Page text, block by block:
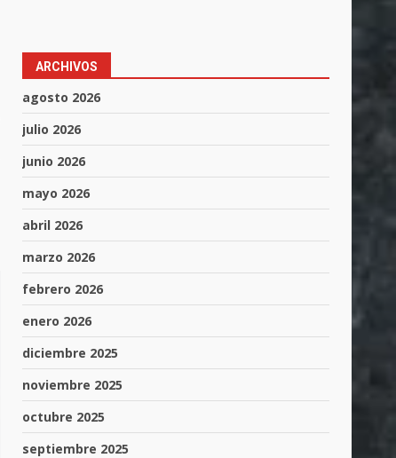
ARCHIVOS
agosto 2026
julio 2026
junio 2026
mayo 2026
abril 2026
marzo 2026
febrero 2026
enero 2026
diciembre 2025
noviembre 2025
octubre 2025
septiembre 2025